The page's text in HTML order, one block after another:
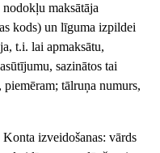
maksātāja
kods) un līguma izpildei
t.i. lai apmaksātu,
sazinātos tai
tālruņa numurs,
izveidošanas: vārds